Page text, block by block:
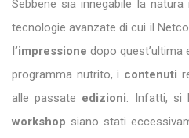
Sebbene sia innegabile la
tecnologie avanzate di cui il
l’impressionedopo
programma nutrito, i contenuti
alle passate edizioni. Infatti, si
workshop siano stati